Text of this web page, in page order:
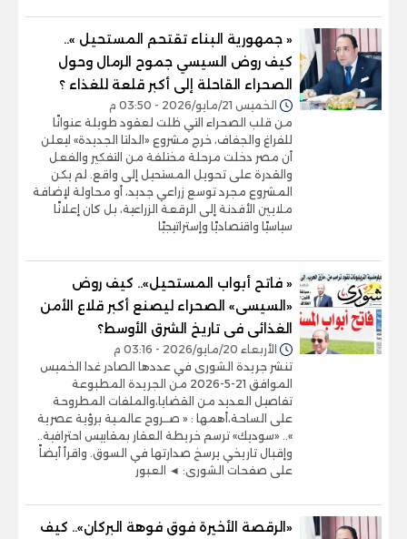
« جمهورية البناء تقتحم المستحيل »..
كيف روض السيسي جموح الرمال وحول
الصحراء القاحلة إلى أكبر قلعة للغذاء ؟
الخميس 21/مايو/2026 - 03:50 م
من قلب الصحراء التي ظلت لعقود طويلة عنوانًا
للفراغ والجفاف، خرج مشروع «الدلتا الجديدة» ليعلن
أن مصر دخلت مرحلة مختلفة من التفكير والفعل
والقدرة على تحويل المستحيل إلى واقع. لم يكن
المشروع مجرد توسع زراعي جديد، أو محاولة لإضافة
ملايين الأفدنة إلى الرقعة الزراعية، بل كان إعلانًا
سياسيًا واقتصاديًا وإستراتيجيًا
« فاتح أبواب المستحيل».. كيف روض
«السيسى» الصحراء ليصنع أكبر قلاع الأمن
الغذائى فى تاريخ الشرق الأوسط؟
الأربعاء 20/مايو/2026 - 03:16 م
تنشر جريدة الشورى في عددها الصادر غدا الخميس
الموافق 21-5-2026 من الجريدة المطبوعة
تفاصيل العديد من القضايا،والملفات المطروحة
على الساحة،أهمها : « صــروح عالمـية برؤية عصرية
».. «سوديك» ترسم خريطة العقار بمقاييس احترافية..
وإقبال تاريخي يرسخ صدارتها في السوق. واقرأ أيضاً
على صفحات الشورى: ◄ العبور
«الرقصة الأخيرة فوق فوهة البركان».. كيف